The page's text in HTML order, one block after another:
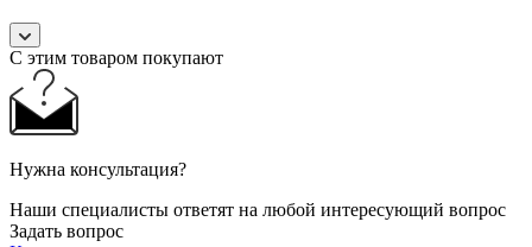
С этим товаром покупают
Нужна консультация?
Наши специалисты ответят на любой интересующий вопрос
Задать вопрос